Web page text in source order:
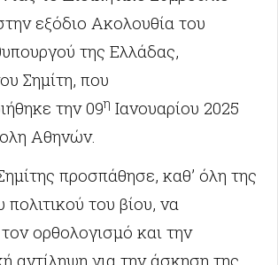
εξόδιο Ακολουθία του
της Ελλάδας,
Σημίτη, που
την 09η Ιανουαρίου 2025
Αθηνών.
προσπάθησε, καθ’ όλη της
πολιτικού του βίου, να
ορθολογισμό και την
αντίληψη για την άσκηση της